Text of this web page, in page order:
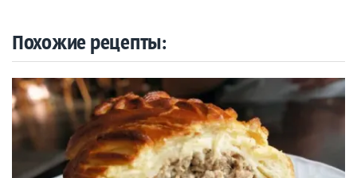
Похожие рецепты: